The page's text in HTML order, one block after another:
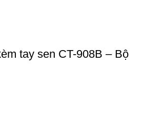
tay sen CT-908B – Bộ